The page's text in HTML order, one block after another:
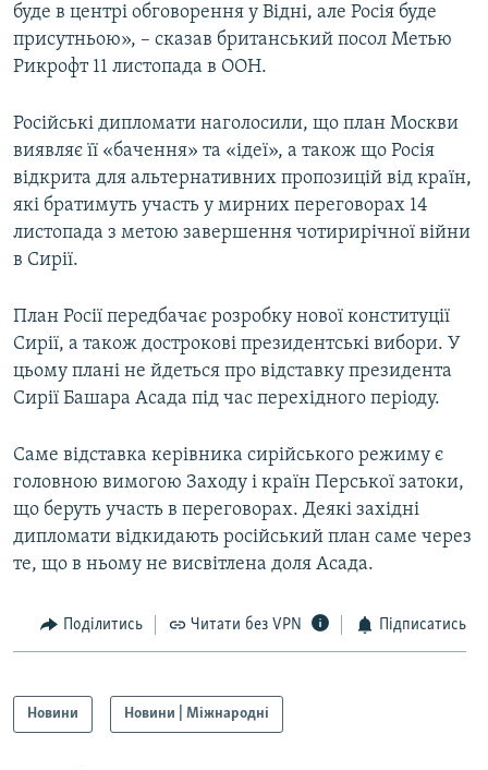
СПЕЦПРОЄКТИ
ПОДКАСТИ
КРИМ РЕАЛІЇ
РУС
УКР
КТАТ
буде в центрі обговорення у Відні, але Росія буде
присутньою», – сказав британський посол Метью
Рикрофт 11 листопада в ООН.
Російські дипломати наголосили, що план Москви
виявляє її «бачення» та «ідеї», а також що Росія
відкрита для альтернативних пропозицій від країн,
які братимуть участь у мирних переговорах 14
листопада з метою завершення чотирирічної війни
в Сирії.
План Росії передбачає розробку нової конституції
Сирії, а також дострокові президентські вибори. У
цьому плані не йдеться про відставку президента
Сирії Башара Асада під час перехідного періоду.
Саме відставка керівника сирійського режиму є
головною вимогою Заходу і країн Перської затоки,
що беруть участь в переговорах. Деякі західні
дипломати відкидають російський план саме через
те, що в ньому не висвітлена доля Асада.
Поділитись Читати без VPN Підписатись
Новини Новини | Міжнародні